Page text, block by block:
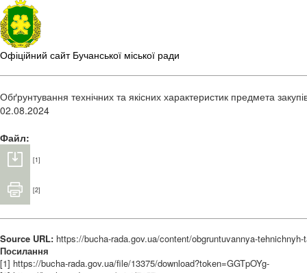
Офіційний сайт Бучанської міської ради
Обґрунтування технічних та якісних характеристик предмета
02.08.2024
Файл:
[1]
[2]
Source URL: https://bucha-rada.gov.ua/content/obgruntuvannya-
Посилання
[1] https://bucha-rada.gov.ua/file/13375/download?token=GGTpOYg-